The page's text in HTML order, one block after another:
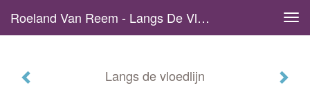
Roeland Van Reem - Langs De Vloedlijn
Langs de vloedlijn